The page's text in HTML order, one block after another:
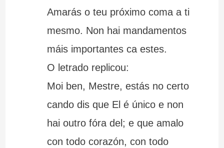
Amarás o teu próximo coma a ti
mesmo. Non hai mandamentos
máis importantes ca estes.
O letrado replicou:
Moi ben, Mestre, estás no certo
cando dis que El é único e non
hai outro fóra del; e que amalo
con todo corazón, con todo